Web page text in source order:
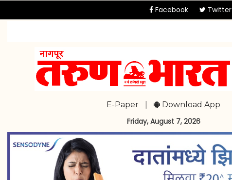
Facebook Twitter
E-Paper Download App
Friday, August 7, 2026